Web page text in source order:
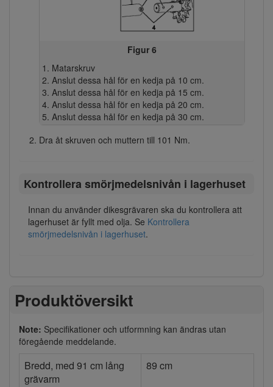
Figur 6
Matarskruv
Anslut dessa hål för en kedja på 10 cm.
Anslut dessa hål för en kedja på 15 cm.
Anslut dessa hål för en kedja på 20 cm.
Anslut dessa hål för en kedja på 30 cm.
Dra åt skruven och muttern till 101 Nm.
Kontrollera smörjmedelsnivån i lagerhuset
Innan du använder dikesgrävaren ska du kontrollera att
lagerhuset är fyllt med olja. Se Kontrollera
smörjmedelsnivån i lagerhuset.
Produktöversikt
Note: Specifikationer och utformning kan ändras utan
föregående meddelande.
Bredd, med 91 cm lång
grävarm
89 cm